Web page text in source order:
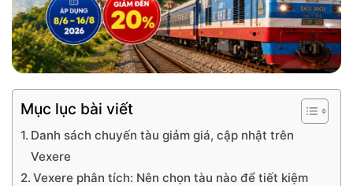
Mục lục bài viết
Danh sách chuyến tàu giảm giá, cập nhật trên
Vexere
Vexere phân tích: Nên chọn tàu nào để tiết kiệm